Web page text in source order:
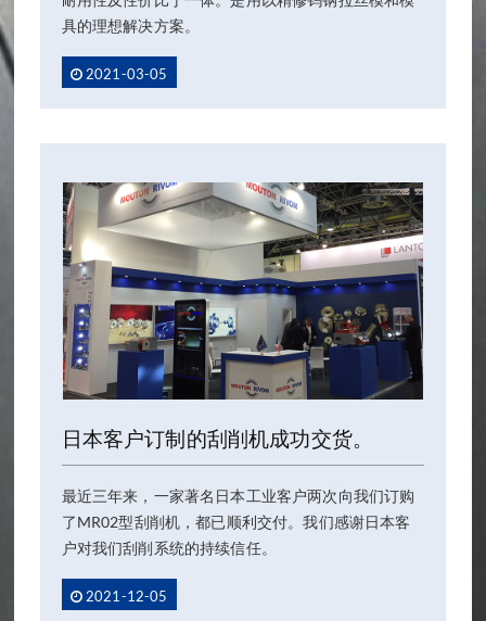
具的理想解决方案。
2021-03-05
日本客户订制的刮削机成功交货。
最近三年来，一家著名日本工业客户两次向我们订购
了MR02型刮削机，都已顺利交付。我们感谢日本客
户对我们刮削系统的持续信任。
2021-12-05